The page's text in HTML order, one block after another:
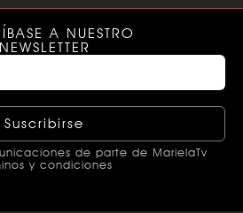
A NUESTRO
NEWSLETTER
Suscribirse
de parte de MarielaTv
y condiciones